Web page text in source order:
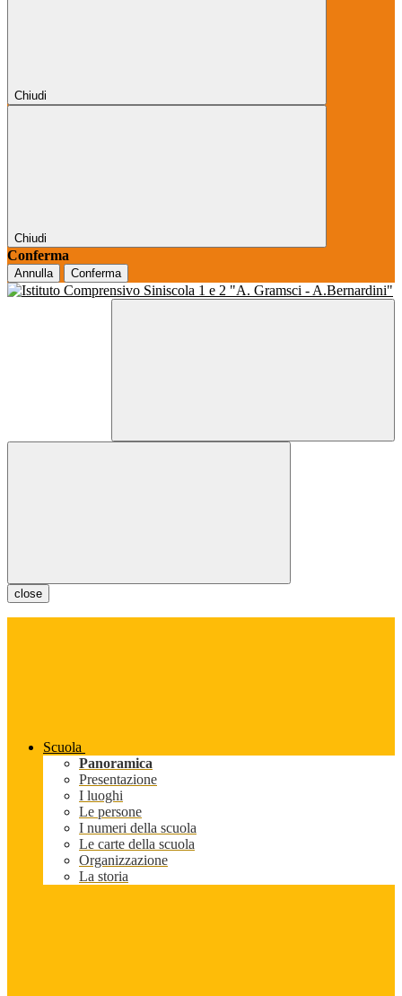
Chiudi
Chiudi
Conferma
Annulla Conferma
close
Scuola
Panoramica
Presentazione
I luoghi
Le persone
I numeri della scuola
Le carte della scuola
Organizzazione
La storia